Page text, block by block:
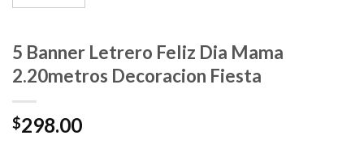
5 Banner Letrero Feliz Dia Mama
2.20metros Decoracion Fiesta
$298.00